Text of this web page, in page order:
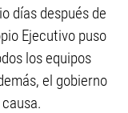
días después de
Ejecutivo puso
los equipos
el gobierno